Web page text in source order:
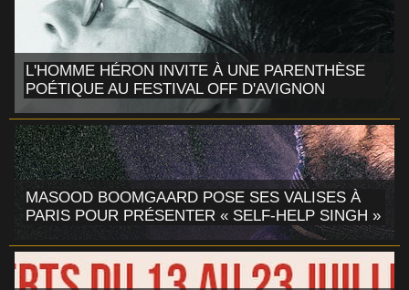
L'HOMME HÉRON INVITE À UNE PARENTHÈSE
POÉTIQUE AU FESTIVAL OFF D'AVIGNON
MASOOD BOOMGAARD POSE SES VALISES À
PARIS POUR PRÉSENTER « SELF-HELP SINGH »